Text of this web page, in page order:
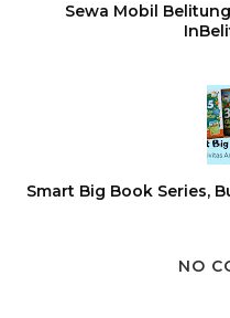
Sewa Mobil
Smart Big Book Series,
NO